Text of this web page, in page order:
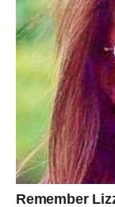
Pred vama su
Nešto u vama
Možda još ne
Šta se